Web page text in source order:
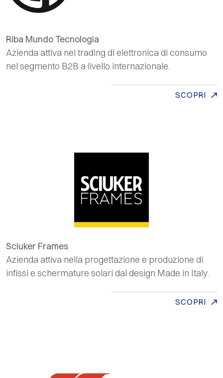
Riba Mundo Tecnologia
Azienda attiva nel trading di elettronica di consumo
nel segmento B2B a livello internazionale.
SCOPRI
Sciuker Frames
Azienda attiva nella progettazione e produzione di
infissi e schermature solari dal design Made in Italy.
SCOPRI